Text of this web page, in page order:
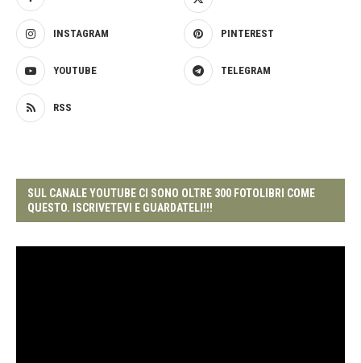
INSTAGRAM PINTEREST
YOUTUBE TELEGRAM
RSS
SUL CANALE YOUTUBE CI SONO OLTRE 300 FOTOLIBRI COME
QUESTO. ISCRIVETEVI E GUARDATELI!!!